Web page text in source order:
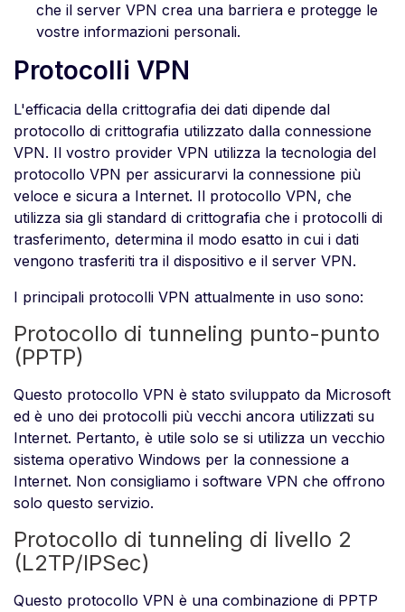
che il server VPN crea una barriera e protegge le
vostre informazioni personali.
Protocolli VPN
L'efficacia della crittografia dei dati dipende dal
protocollo di crittografia utilizzato dalla connessione
VPN. Il vostro provider VPN utilizza la tecnologia del
protocollo VPN per assicurarvi la connessione più
veloce e sicura a Internet. Il protocollo VPN, che
utilizza sia gli standard di crittografia che i protocolli di
trasferimento, determina il modo esatto in cui i dati
vengono trasferiti tra il dispositivo e il server VPN.
I principali protocolli VPN attualmente in uso sono:
Protocollo di tunneling punto-punto
(PPTP)
Questo protocollo VPN è stato sviluppato da Microsoft
ed è uno dei protocolli più vecchi ancora utilizzati su
Internet. Pertanto, è utile solo se si utilizza un vecchio
sistema operativo Windows per la connessione a
Internet. Non consigliamo i software VPN che offrono
solo questo servizio.
Protocollo di tunneling di livello 2
(L2TP/IPSec)
Questo protocollo VPN è una combinazione di PPTP